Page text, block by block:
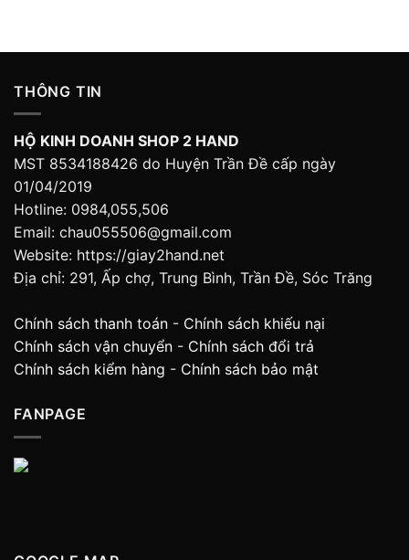
THÔNG TIN
HỘ KINH DOANH SHOP 2 HAND
MST 8534188426 do Huyện Trần Đề cấp ngày
01/04/2019
Hotline: 0984,055,506
Email: chau055506@gmail.com
Website: https://giay2hand.net
Địa chỉ: 291, Ấp chợ, Trung Bình, Trần Đề, Sóc Trăng
Chính sách thanh toán - Chính sách khiếu nại
Chính sách vận chuyển - Chính sách đổi trả
Chính sách kiểm hàng - Chính sách bảo mật
FANPAGE